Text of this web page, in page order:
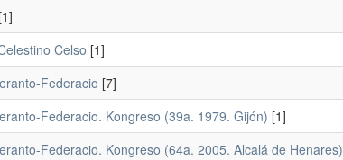
[1]
Celso [1]
Federacio [7]
Federacio. Kongreso (39a. 1979. Gijón) [1]
Federacio. Kongreso (64a. 2005. Alcalá de Henares)